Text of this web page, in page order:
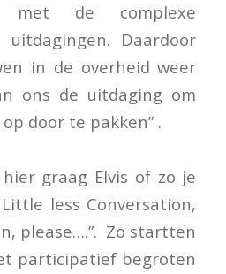
de complexe
uitdagingen. Daardoor
in de overheid weer
ons de uitdaging om
door te pakken” .
graag Elvis of zo je
Little less Conversation,
please….”. Zo startten
participatief begroten